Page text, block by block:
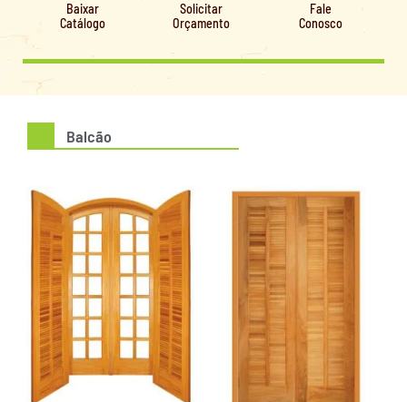
Balcão
Baixar
Catálogo
Solicitar
Orçamento
Fale
Conosco